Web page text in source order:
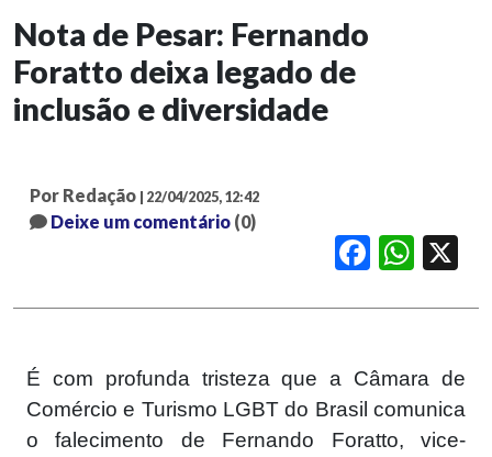
Nota de Pesar: Fernando
Foratto deixa legado de
inclusão e diversidade
Por Redação | 22/04/2025, 12:42
Deixe um comentário (0)
FacebookWhatsApp
É com profunda tristeza que a Câmara de
Comércio e Turismo LGBT do Brasil comunica
o falecimento de Fernando Foratto, vice-